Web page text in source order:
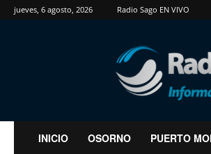
jueves, 6 agosto, 2026 Radio Sago EN VIVO
RadioSago
INICIO OSORNO PUERTO